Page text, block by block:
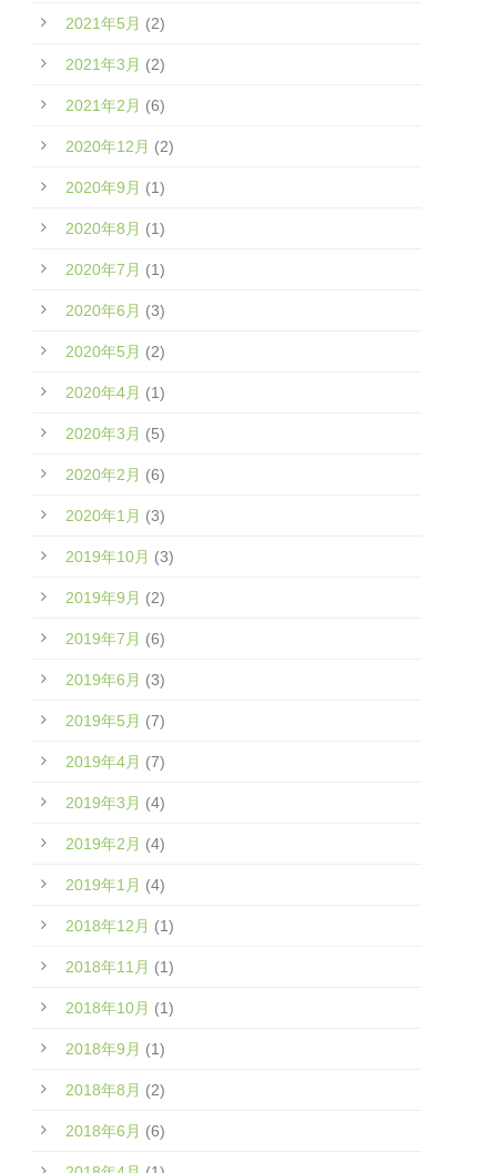
2021年5月 (2)
2021年3月 (2)
2021年2月 (6)
2020年12月 (2)
2020年9月 (1)
2020年8月 (1)
2020年7月 (1)
2020年6月 (3)
2020年5月 (2)
2020年4月 (1)
2020年3月 (5)
2020年2月 (6)
2020年1月 (3)
2019年10月 (3)
2019年9月 (2)
2019年7月 (6)
2019年6月 (3)
2019年5月 (7)
2019年4月 (7)
2019年3月 (4)
2019年2月 (4)
2019年1月 (4)
2018年12月 (1)
2018年11月 (1)
2018年10月 (1)
2018年9月 (1)
2018年8月 (2)
2018年6月 (6)